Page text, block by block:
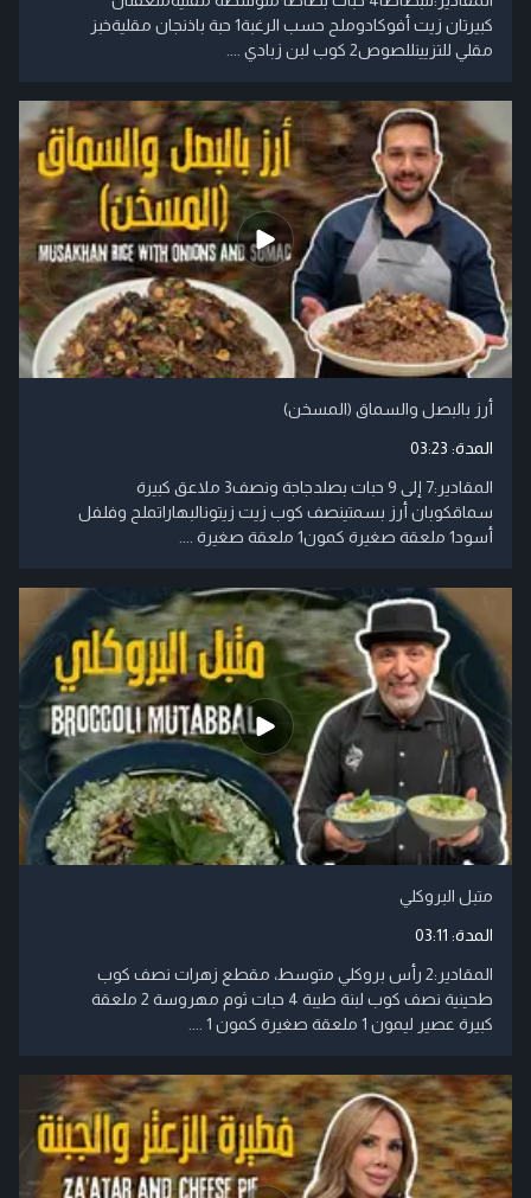
كبيرتان زيت أفوكادوملح حسب الرغبة1 حبة باذنجان مقليةخبز
مقلي للتزيينللصوص2 كوب لبن زبادي ....
أرز بالبصل والسماق (المسخن)
المدة: 03:23
المقادير:7 إلى 9 حبات بصلدجاجة ونصف3 ملاعق كبيرة
سماقكوبان أرز بسمتينصف كوب زيت زيتونالبهاراتملح وفلفل
أسود1 ملعقة صغيرة كمون1 ملعقة صغيرة ....
متبل البروكلي
المدة: 03:11
المقادير:2 رأس بروكلي متوسط، مقطع زهرات نصف كوب
طحينية نصف كوب لبنة طيبة 4 حبات ثوم مهروسة 2 ملعقة
كبيرة عصير ليمون 1 ملعقة صغيرة كمون 1 ....